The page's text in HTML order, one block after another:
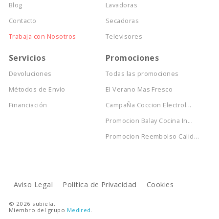
Blog
Contacto
Trabaja con Nosotros
Lavadoras
Secadoras
Televisores
Servicios
Devoluciones
Métodos de Envío
Financiación
Promociones
Todas las promociones
El Verano Mas Fresco
CampaÑa Coccion Electrol...
Promocion Balay Cocina In...
Promocion Reembolso Calid...
Aviso Legal Política de Privacidad Cookies
© 2026 subiela.
Miembro del grupo Medired .